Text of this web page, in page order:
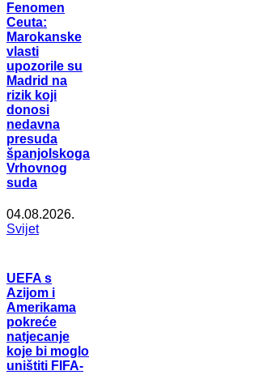
Fenomen
Ceuta:
Marokanske
vlasti
upozorile su
Madrid na
rizik koji
donosi
nedavna
presuda
španjolskoga
Vrhovnog
suda
04.08.2026.
Svijet
UEFA s
Azijom i
Amerikama
pokreće
natjecanje
koje bi moglo
uništiti FIFA-